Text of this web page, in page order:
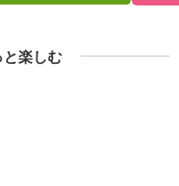
楽しむ